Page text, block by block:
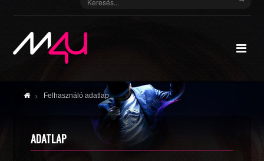
Felhasználó adatlap
ADATLAP